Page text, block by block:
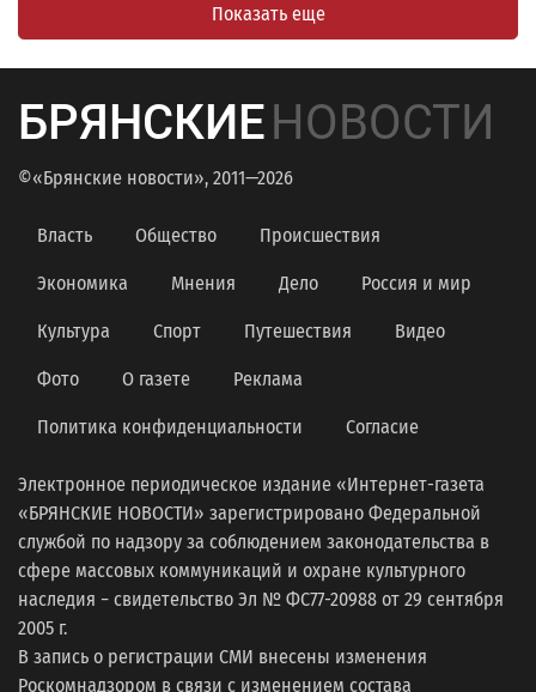
Показать еще
БРЯНСКИЕНОВОСТИ
©«Брянские новости», 2011—2026
Власть Общество Происшествия
Экономика Мнения Дело Россия и мир
Культура Спорт Путешествия Видео
Фото О газете Реклама
Политика конфиденциальности Согласие
Электронное периодическое издание «Интернет-газета
«БРЯНСКИЕ НОВОСТИ» зарегистрировано Федеральной
службой по надзору за соблюдением законодательства в
сфере массовых коммуникаций и охране культурного
наследия − свидетельство Эл № ФС77-20988 от 29 сентября
2005 г.
В запись о регистрации СМИ внесены изменения
Роскомнадзором в связи с изменением состава